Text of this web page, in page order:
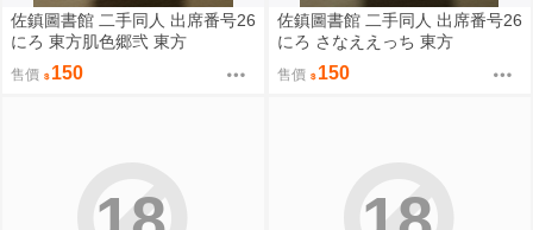
佐鎮圖書館 二手同人 出席番号26
にろ 東方肌色郷弐 東方
售價 150
佐鎮圖書館 二手同人 出席番号26
にろ さなええっち 東方
售價 150